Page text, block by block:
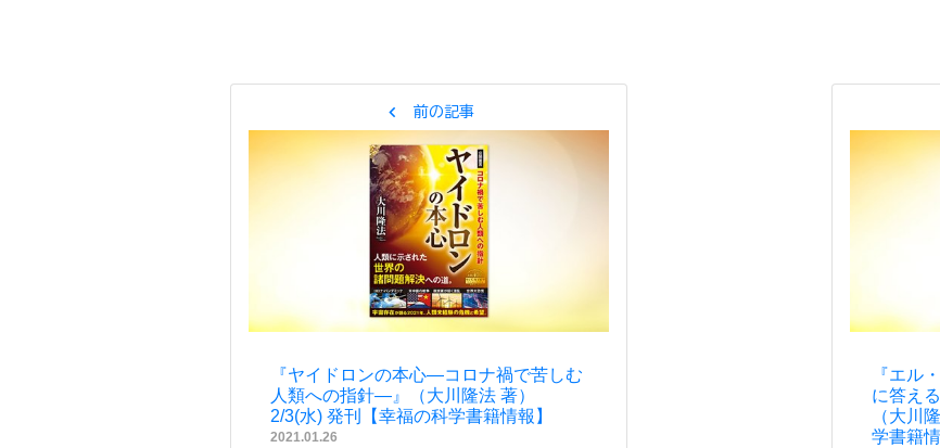
chevron_left 前の記事
『ヤイドロンの本心—コロナ禍で苦しむ
人類への指針—』（大川隆法 著）
2/3(水) 発刊【幸福の科学書籍情報】
2021.01.26
『エル
に答え
（大川
学書籍情